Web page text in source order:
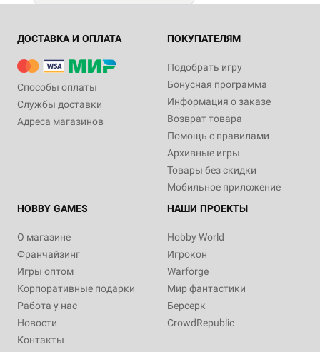
ДОСТАВКА И ОПЛАТА
Способы оплаты
Службы доставки
Адреса магазинов
ПОКУПАТЕЛЯМ
Подобрать игру
Бонусная программа
Информация о заказе
Возврат товара
Помощь с правилами
Архивные игры
Товары без скидки
Мобильное приложение
HOBBY GAMES
О магазине
Франчайзинг
Игры оптом
Корпоративные подарки
Работа у нас
Новости
Контакты
НАШИ ПРОЕКТЫ
Hobby World
Игрокон
Warforge
Мир фантастики
Берсерк
CrowdRepublic